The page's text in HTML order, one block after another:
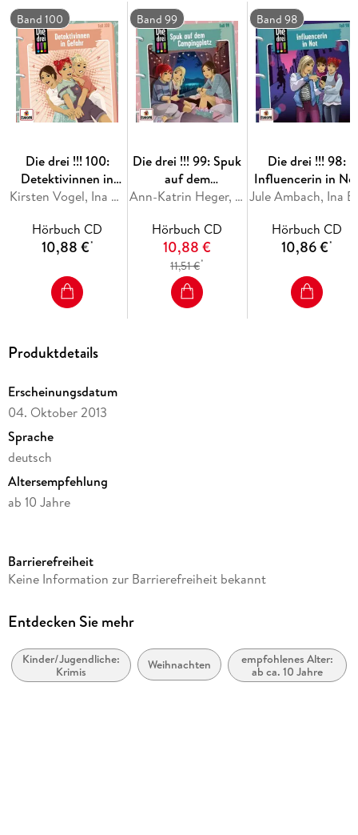
2. Überfall!
3. Weihnachtsmann auf Abwegen
4. Schüsse?
5. Alle Jahre wieder...
6. Zeugenaussage
7. Chrissie in Not
8. Das Überwachungsvideo
10. Kim
Band 100
Die drei !!! 100:
Detektivinnen in
Gefahr
Kirsten Vogel, Ina Biber
Hörbuch CD
10,88 €*
Band 99
Die drei !!! 99: Spuk
auf dem
Campingplatz Ann-Katrin Heger, Ina Biber
Hörbuch CD
10,88 €
11,51 €*
Band 98
Die drei !!! 98:
Influencerin in
Hörbuch CD
10,86 €*
Produktdetails
Erscheinungsdatum
04. Oktober 2013
Sprache
deutsch
Altersempfehlung
ab 10 Jahre
Verlag/Hersteller
Produktart
Audioinhalt
Hörspiel
Barrierefreiheit
Keine Information zur Barrierefreiheit bekannt
Entdecken Sie mehr
Kinder/Jugendliche:
Krimis
Weihnachten
empfohlenes Alter:
ab ca. 10 Jahre